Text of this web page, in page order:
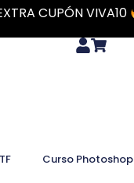
CUPÓN VIVA10
Curso Photoshop